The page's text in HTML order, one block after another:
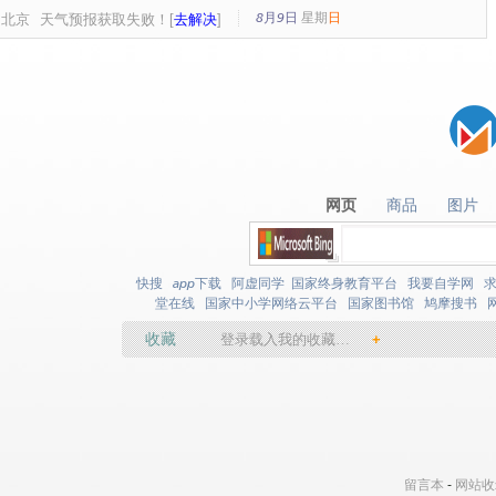
北京 天气预报获取失败！[去解决] 8月9日 星期 日
网页
网页 商品
商品 图片
图片
快搜 app下载 阿虚同学 国家终身教育平台 我要自学网
堂在线
国家中小学网络云平台 国家图书馆 鸠摩搜书
收藏 登录载入我的收藏… +
留言本 - 网站